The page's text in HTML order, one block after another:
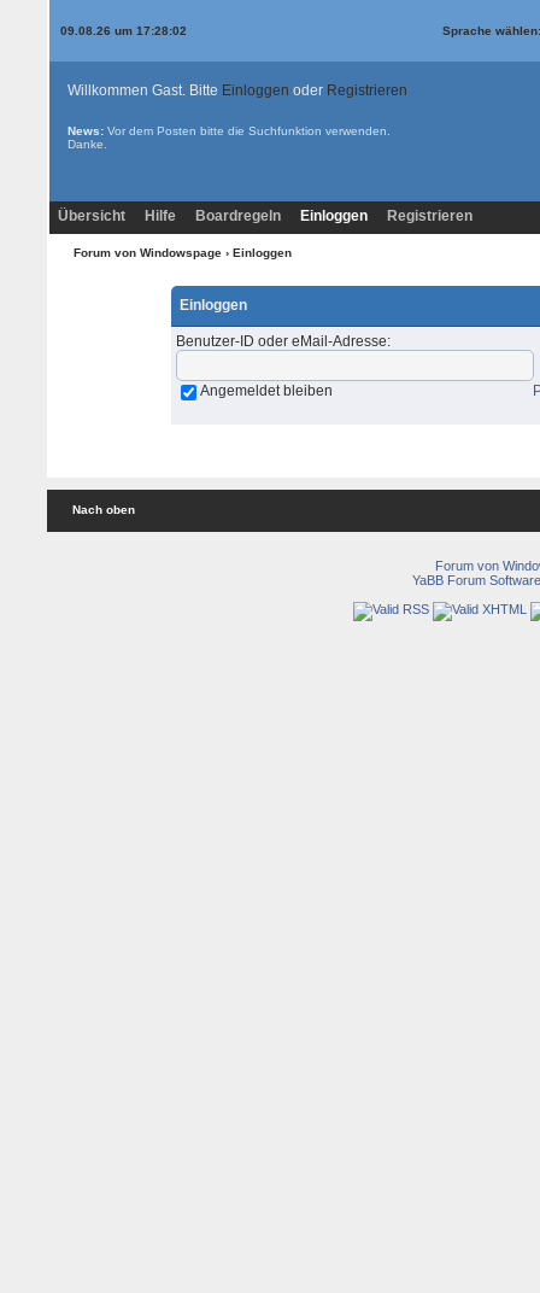
09.08.26 um 17:28:02 Sprache
Willkommen Gast. Bitte Einloggen oder Registrieren
News: Vor dem Posten bitte die Suchfunktion verwenden.
Danke.
Übersicht Hilfe Boardregeln Einloggen Registrieren
Forum von Windowspage› Einloggen
Einloggen
Benutzer-ID oder eMail-Adresse:
Angemeldet bleiben
Nach oben
Forum von
YaBB Forum Software